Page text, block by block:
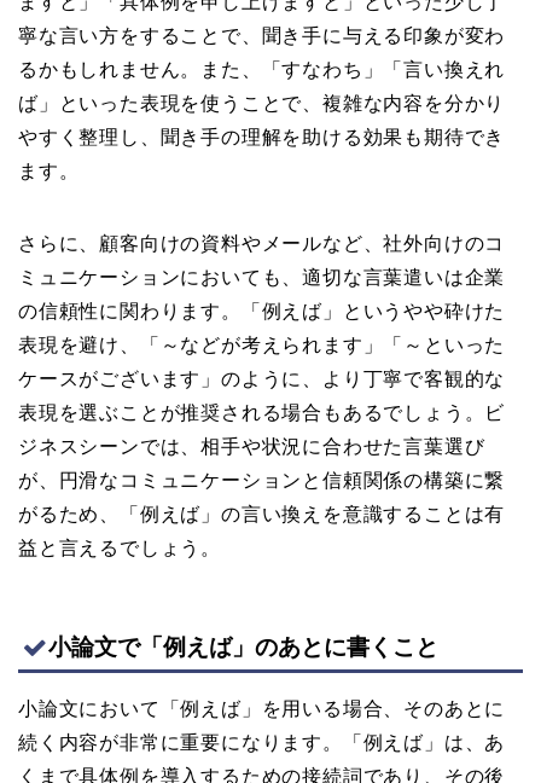
寧な言い方をすることで、聞き手に与える印象が変わ
るかもしれません。また、「すなわち」「言い換えれ
ば」といった表現を使うことで、複雑な内容を分かり
やすく整理し、聞き手の理解を助ける効果も期待でき
ます。
さらに、顧客向けの資料やメールなど、社外向けのコ
ミュニケーションにおいても、適切な言葉遣いは企業
の信頼性に関わります。「例えば」というやや砕けた
表現を避け、「～などが考えられます」「～といった
ケースがございます」のように、より丁寧で客観的な
表現を選ぶことが推奨される場合もあるでしょう。ビ
ジネスシーンでは、相手や状況に合わせた言葉選び
が、円滑なコミュニケーションと信頼関係の構築に繋
がるため、「例えば」の言い換えを意識することは有
益と言えるでしょう。
小論文で「例えば」のあとに書くこと
小論文において「例えば」を用いる場合、そのあとに
続く内容が非常に重要になります。「例えば」は、あ
くまで具体例を導入するための接続詞であり、その後